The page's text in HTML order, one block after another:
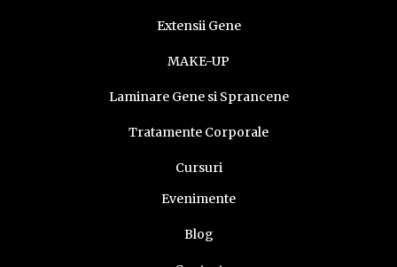
Extensii Gene
MAKE-UP
Laminare Gene si Sprancene
Tratamente Corporale
Cursuri
Evenimente
Blog